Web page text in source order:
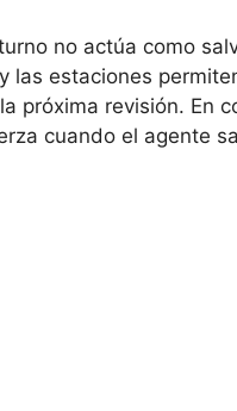
no actúa como
las estaciones
próxima revisión. En
cuando el agente